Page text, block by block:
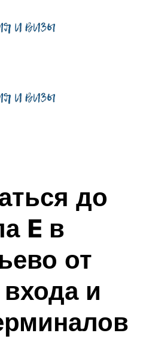
до
E в
от
и